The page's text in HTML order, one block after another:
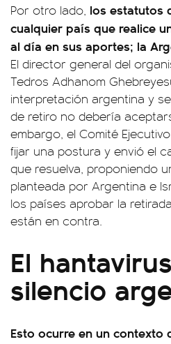
Por otro lado, los estatutos
cualquier país que realice
al día en sus aportes; la
El director general del
Tedros Adhanom
interpretación argentina y
de retiro no debería
embargo, el Comité
fijar una postura y envió el
que resuelva, proponiendo
planteada por Argentina e
los países aprobar la
están en contra.
El
silencio
Esto ocurre en un contexto